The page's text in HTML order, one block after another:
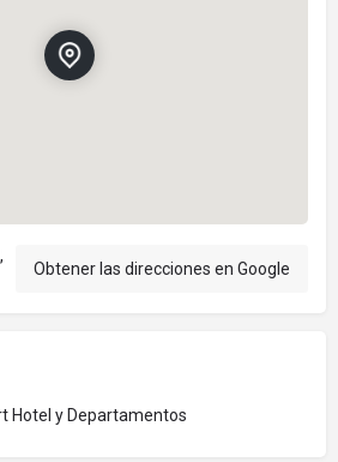
Obtener las direcciones en Google
Hotel y Departamentos